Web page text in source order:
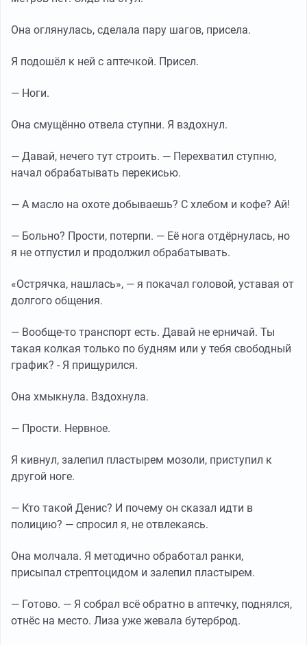
Она оглянулась, сделала пару шагов, присела.
Я подошёл к ней с аптечкой. Присел.
— Ноги.
Она смущённо отвела ступни. Я вздохнул.
— Давай, нечего тут строить. — Перехватил ступню,
начал обрабатывать перекисью.
— А масло на охоте добываешь? С хлебом и кофе? Ай!
— Больно? Прости, потерпи. — Её нога отдёрнулась, но
я не отпустил и продолжил обрабатывать.
«Острячка, нашлась», — я покачал головой, уставая от
долгого общения.
— Вообще-то транспорт есть. Давай не ерничай. Ты
такая колкая только по будням или у тебя свободный
график? - Я прищурился.
Она хмыкнула. Вздохнула.
— Прости. Нервное.
Я кивнул, залепил пластырем мозоли, приступил к
другой ноге.
— Кто такой Денис? И почему он сказал идти в
полицию? — спросил я, не отвлекаясь.
Она молчала. Я методично обработал ранки,
присыпал стрептоцидом и залепил пластырем.
— Готово. — Я собрал всё обратно в аптечку, поднялся,
отнёс на место. Лиза уже жевала бутерброд.